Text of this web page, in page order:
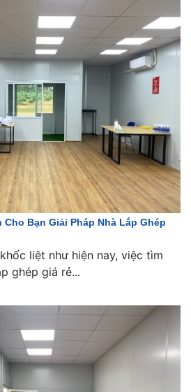
Cho Bạn Giải Pháp Nhà Lắp Ghép
liệt như hiện nay, việc tìm
ghép giá rẻ...